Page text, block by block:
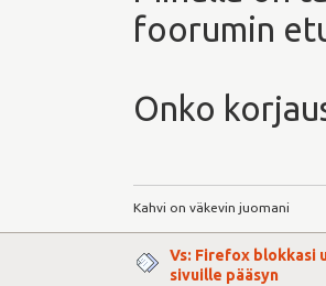
foorumin
Onko
Kahvi on väkevin juomani
Vs: Firefox blokkasi
sivuille pääsyn